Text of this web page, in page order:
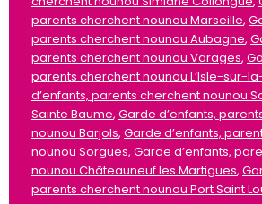
parents cherchent nounou Marseille,
parents cherchent nounou Aubagne,
parents cherchent nounou Varages,
parents cherchent nounou L’Isle-sur-
d’enfants, parents cherchent nounou
Sainte Baume, Garde d’enfants,
nounou Barjols, Garde d’enfants,
nounou Sorgues, Garde d’enfants,
nounou Châteauneuf les Martigues,
parents cherchent nounou Port Saint